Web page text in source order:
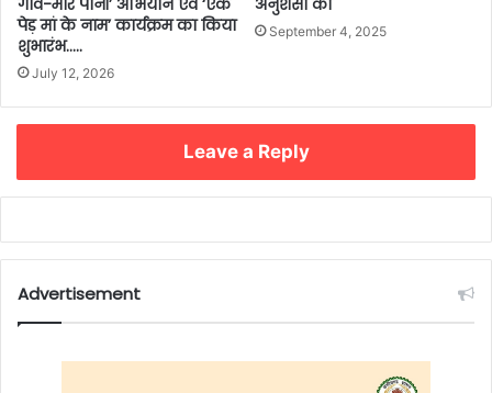
पेड़ मां के नाम’ कार्यक्रम का किया
शुभारंभ…..
July 12, 2026
September 4, 2025
Leave a Reply
Advertisement